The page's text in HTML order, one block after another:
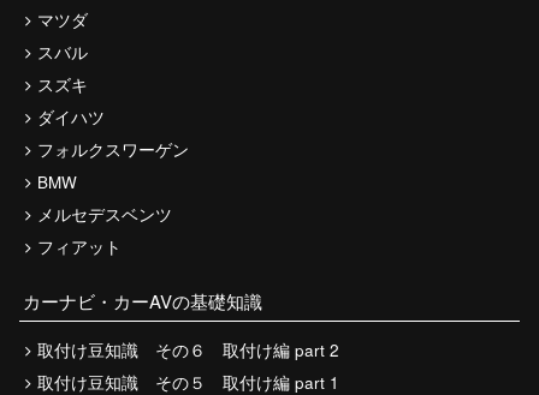
マツダ
スバル
スズキ
ダイハツ
フォルクスワーゲン
BMW
メルセデスベンツ
フィアット
カーナビ・カーAVの基礎知識
取付け豆知識 その６ 取付け編 part 2
取付け豆知識 その５ 取付け編 part 1